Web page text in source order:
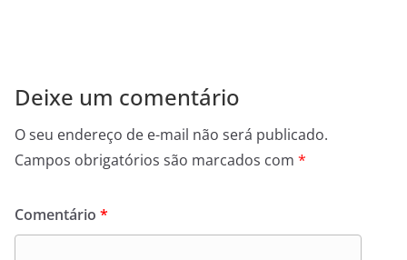
Deixe um comentário
O seu endereço de e-mail não será publicado.
Campos obrigatórios são marcados com *
Comentário *